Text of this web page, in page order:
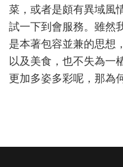
菜，或者是頗有異域風
試一下到會服務。雖然
是本著包容並兼的思想
以及美食，也不失為一
更加多姿多彩呢，那為